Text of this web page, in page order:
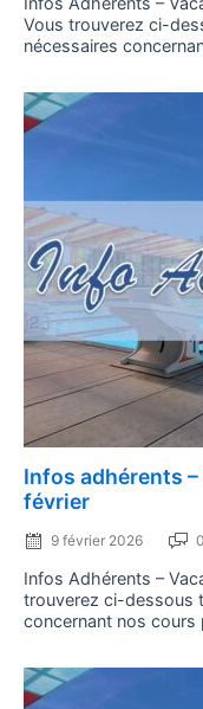
Vous trouverez ci-
nécessaires
Infos adhérents –
février
on
9 février 2026 0
Infos Adhérents –
trouverez ci-dessous
concernant nos